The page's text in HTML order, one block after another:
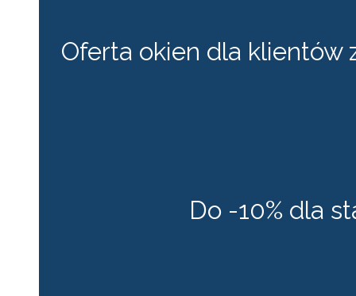
Oferta okien dla klientów
Do -10% dla